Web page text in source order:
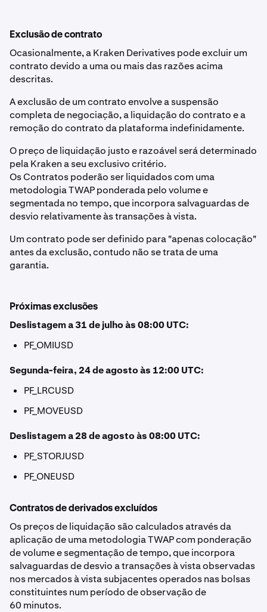
Exclusão de contrato
Ocasionalmente, a Kraken Derivatives pode excluir um
contrato devido a uma ou mais das razões acima
descritas.
A exclusão de um contrato envolve a suspensão
completa de negociação, a liquidação do contrato e a
remoção do contrato da plataforma indefinidamente.
O preço de liquidação justo e razoável será determinado
pela Kraken a seu exclusivo critério.
Os Contratos poderão ser liquidados com uma
metodologia TWAP ponderada pelo volume e
segmentada no tempo, que incorpora salvaguardas de
desvio relativamente às transações à vista.
Um contrato pode ser definido para "apenas colocação"
antes da exclusão, contudo não se trata de uma
garantia.
Próximas exclusões
Deslistagem a 31 de julho às 08:00 UTC:
PF_OMIUSD
Segunda-feira, 24 de agosto às 12:00 UTC:
PF_LRCUSD
PF_MOVEUSD
Deslistagem a 28 de agosto às 08:00 UTC:
PF_STORJUSD
PF_ONEUSD
Contratos de derivados excluídos
Os preços de liquidação são calculados através da
aplicação de uma metodologia TWAP com ponderação
de volume e segmentação de tempo, que incorpora
salvaguardas de desvio a transações à vista observadas
nos mercados à vista subjacentes operados nas bolsas
constituintes num período de observação de
60 minutos.